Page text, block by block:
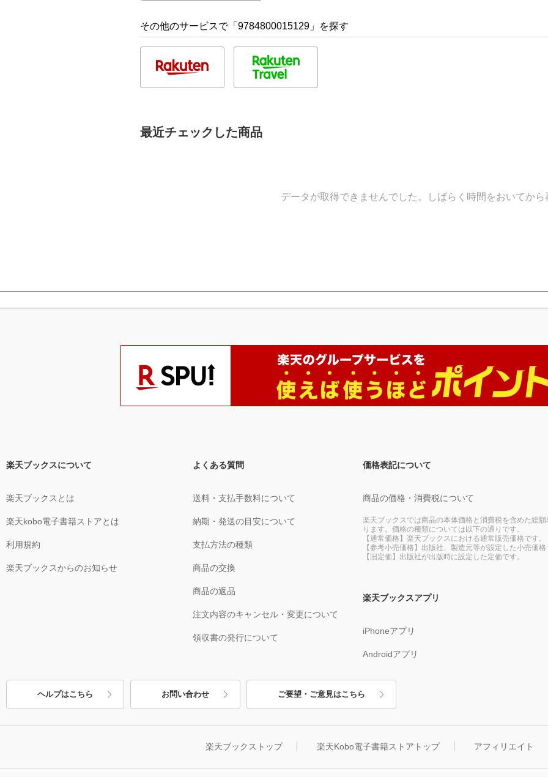
その他のサービスで「9784800015129」を探す
最近チェックした商品
データが取得できませんでした。しばらく時間をおいてから
楽天ブックスについて
楽天ブックスとは
楽天kobo電子書籍ストアとは
利用規約
楽天ブックスからのお知らせ
よくある質問
送料・支払手数料について
納期・発送の目安について
支払方法の種類
商品の交換
商品の返品
注文内容のキャンセル・変更について
領収書の発行について
価格表記について
商品の価格・消費税について
楽天ブックスでは商品の本体価格と消費税を含めた総額
ります。価格の種類については以下の通りです。
【通常価格】楽天ブックスにおける通常販売価格です。
【参考小売価格】出版社、製造元等が設定した小売価格
【旧定価】出版社が出版時に設定した定価です。
楽天ブックスアプリ
iPhoneアプリ
Androidアプリ
ヘルプはこちら お問い合わせ ご要望・ご意見はこちら
楽天ブックストップ 楽天Kobo電子書籍ストアトップ アフィリエイト